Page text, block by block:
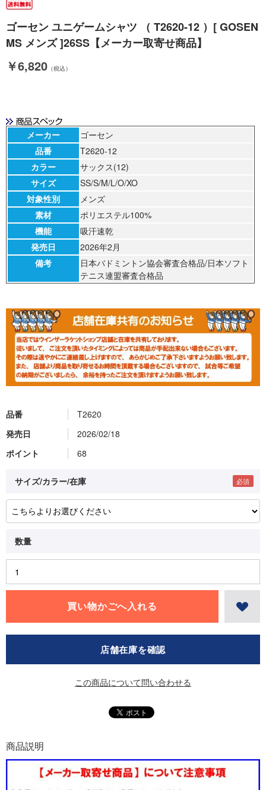
ゴーセン ユニゲームシャツ （ T2620-12 ）[ GOSEN
MS メンズ ]26SS【メーカー取寄せ商品】
￥6,820 （税込）
品番
T2620
発売日
2026/02/18
ポイント
68
サイズ/カラー/在庫
店舗在庫を確認
この商品について問い合わせる
メーカー
ゴーセン
品番
T2620-12
カラー
サックス(12)
サイズ
SS/S/M/L/O/XO
対象性別
メンズ
素材
ポリエステル100%
機能
吸汗速乾
発売日
2026年2月
備考
日本バドミントン協会審査合格品/日本ソフト
テニス連盟審査合格品
商品説明